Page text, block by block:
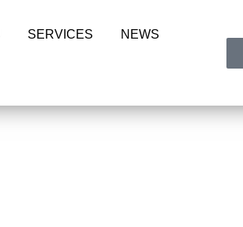
SERVICES
NEWS